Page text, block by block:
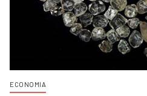
ECONOMIA